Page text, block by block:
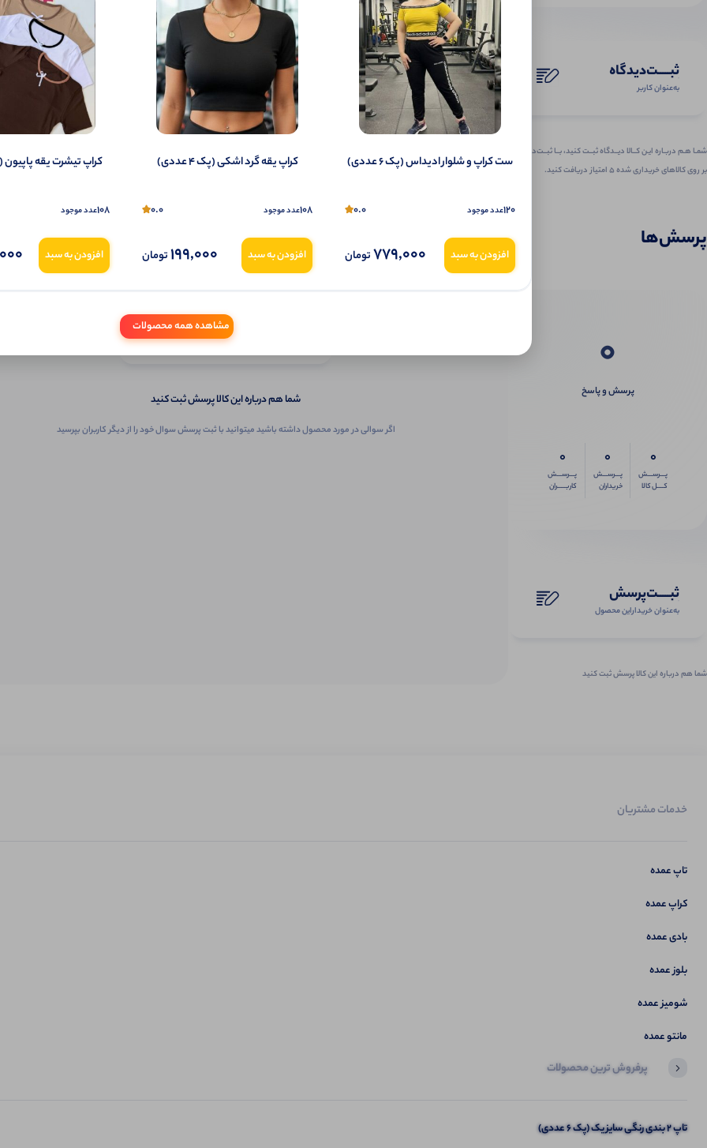
ثبـــــت‌دیدگاه
به‌عنوان کاربر
شمـا هـم دربـاره ایـن کــالا دیــدگاه ثبــت کنید، بــا ثبــت‌دیـدگاه
بر روی کالاهای خریداری شده ۵ امتیاز دریافت کنید.
پرسش‌ها
0
پرسش و پاسخ
0
پـــرســـش
کــــل کالا
0
پـــرســـش
خریداران
0
پـــرســـش
کاربـــــران
ثبـــــت‌پرسش
به‌عنوان ‌خریدار‌این‌ محصول
شما هم درباره این کالا پرسش ثبت کنید
ثبـــــت‌پرسش
به‌عنوان ‌خریدار‌این‌ محصول
شما هم درباره این کالا پرسش ثبت کنید
اگر سوالی در مورد محصول داشته باشید میتوانید با ثبت پرسش سوال خود را از دیگر کاربران بپرسید
خدمات مشتریان
تاپ عمده
کراپ عمده
بادی عمده
بلوز عمده
شومیز عمده
مانتو عمده
پرفروش ترین محصولات
آخرین محصولاتی که بازدید کردید
تاپ 2 بندی رنگی سایز یک (پک 6 عددی)
کراپ رومی چاپ انگلیسی (پک 7 عددی)
ست کراپ و شلوار ادیداس (پک 6 عددی)
120عدد موجود 0.0
افزودن به سبد 779,000تومان
کراپ یقه گرد اشکی (پک 4 عددی)
108عدد موجود 0.0
افزودن به سبد 199,000تومان
کراپ تیشرت یقه پاپیون (پک 6
108عدد موجود
افزودن به سبد
مشاهده همه محصولات